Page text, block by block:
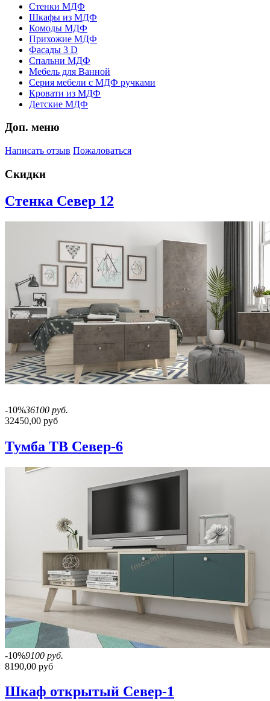
Стенки МДФ
Шкафы из МДФ
Комоды МДФ
Прихожие МДФ
Фасады 3 D
Спальни МДФ
Мебель для Ванной
Серия мебели с МДФ ручками
Кровати из МДФ
Детские МДФ
Доп. меню
Написать отзыв Пожаловаться
Скидки
Стенка Север 12
-10%36100 руб.
32450,00 руб
Тумба ТВ Север-6
-10%9100 руб.
8190,00 руб
Шкаф открытый Север-1